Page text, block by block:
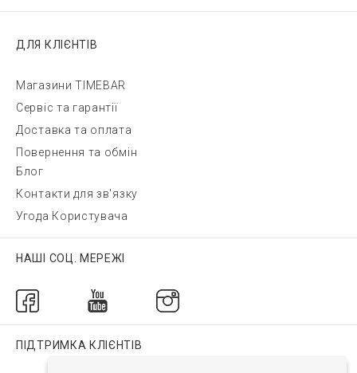
ДЛЯ КЛІЄНТІВ
Магазини TIMEBAR
Сервіс та гарантії
Доставка та оплата
Повернення та обмін
Блог
Контакти для зв'язку
Угода Користувача
НАШІ СОЦ. МЕРЕЖІ
ПІДТРИМКА КЛІЄНТІВ